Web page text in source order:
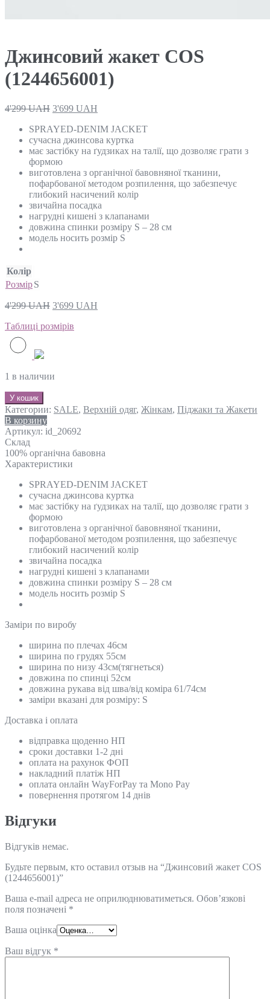
Джинсовий жакет COS
(1244656001)
4'299UAH 3'699 UAH
SPRAYED-DENIM JACKET
сучасна джинсова куртка
має застібку на ґудзиках на талії, що дозволяє грати з
формою
виготовлена з органічної бавовняної тканини,
пофарбованої методом розпилення, що забезпечує
глибокий насичений колір
звичайна посадка
нагрудні кишені з клапанами
довжина спинки розміру S – 28 см
модель носить розмір S
Колір
РозмірS
4'299UAH 3'699 UAH
Таблиці розмірів
1 в наличии
У кошик
Категории: SALE, Верхній одяг, Жінкам, Піджаки та Жакети
В корзину
Артикул: id_20692
Склад
100% органічна бавовна
Характеристики
SPRAYED-DENIM JACKET
сучасна джинсова куртка
має застібку на ґудзиках на талії, що дозволяє грати з
формою
виготовлена з органічної бавовняної тканини,
пофарбованої методом розпилення, що забезпечує
глибокий насичений колір
звичайна посадка
нагрудні кишені з клапанами
довжина спинки розміру S – 28 см
модель носить розмір S
Замiри по виробу
ширина по плечах 46см
ширина по грудях 55см
ширина по низу 43см(тягнеться)
довжина по спинці 52см
довжина рукава від шва/від коміра 61/74см
заміри вказані для розміру: S
Доставка і оплата
відправка щоденно НП
сроки доставки 1-2 дні
оплата на рахунок ФОП
накладний платіж НП
оплата онлайн WayForPay та Mono Pay
повернення протягом 14 днів
Відгуки
Відгуків немає.
Будьте первым, кто оставил отзыв на “Джинсовий жакет COS
(1244656001)”
Ваша e-mail адреса не оприлюднюватиметься. Обов’язкові
поля позначені *
Ваша оцінка
Ваш відгук *